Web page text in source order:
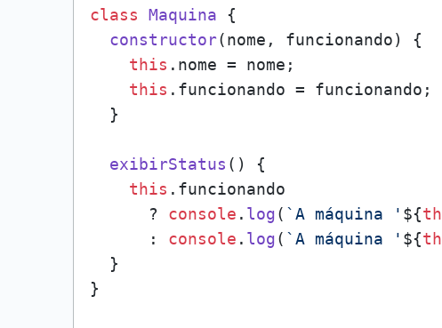
class
Maquina {
constructor(nome, funcionando) {
this . nome = nome;
this . funcionando = funcionando;
  }
exibirStatus ( ) {
this . funcionando
      ?
console . log( `A máquina ' ${
      :
console . log( `A máquina ' ${
  }
}